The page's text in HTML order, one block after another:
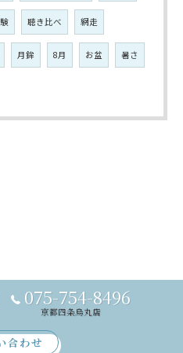
聴き比べ 網走
月鉾 8月 お盆 暑さ
075-754-8496
京都四条烏丸店
合わせ